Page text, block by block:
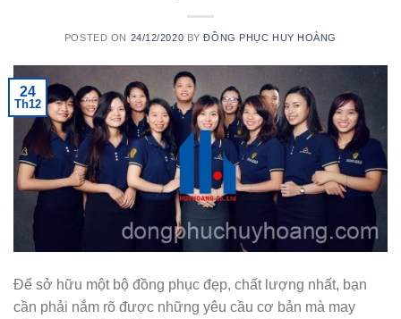
POSTED ON 24/12/2020 BYĐỒNG PHỤC HUY HOÀNG
24
Th12
Để sở hữu một bộ đồng phục đẹp, chất lượng nhất, bạn
cần phải nắm rõ được những yêu cầu cơ bản mà may